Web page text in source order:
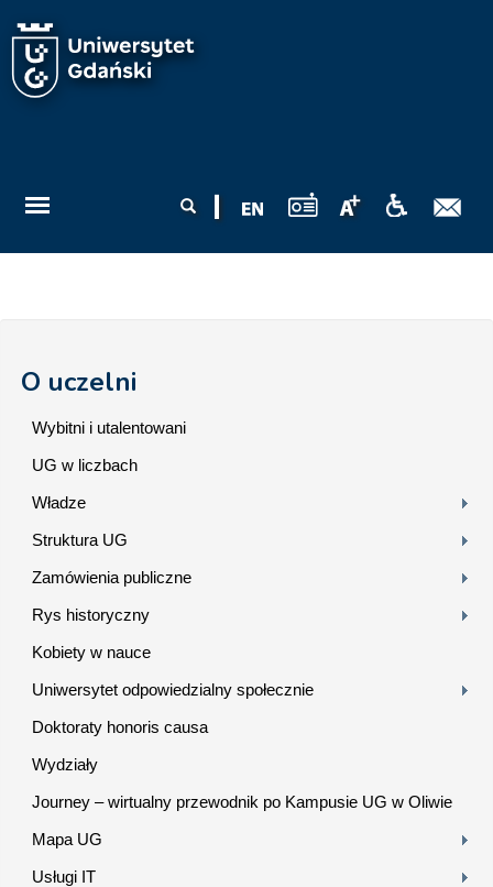
wyszukiwania
O uczelni
Wybitni i utalentowani
UG w liczbach
Władze
Struktura UG
Zamówienia publiczne
Rys historyczny
Kobiety w nauce
Uniwersytet odpowiedzialny społecznie
Doktoraty honoris causa
Wydziały
Journey – wirtualny przewodnik po Kampusie UG w Oliwie
Mapa UG
Usługi IT